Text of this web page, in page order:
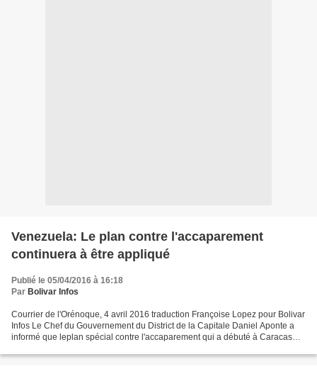
Venezuela: Le plan contre l'accaparement
continuera à être appliqué
Publié le 05/04/2016 à 16:18
Par Bolivar Infos
Courrier de l'Orénoque, 4 avril 2016 traduction Françoise Lopez pour Bolivar
Infos Le Chef du Gouvernement du District de la Capitale Daniel Aponte a
informé que leplan spécial contre l'accaparement qui a débuté à Caracas